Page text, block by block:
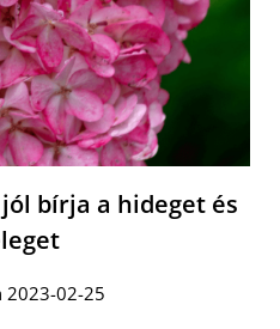
bírja a hideget és
2023-02-25